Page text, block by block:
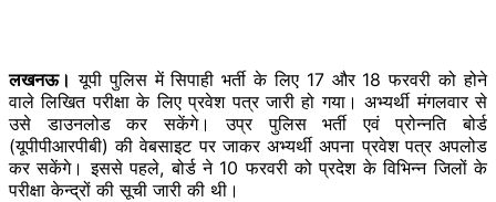
लखनऊ। यूपी पुलिस में सिपाही भर्ती के लिए 17 और 18 फरवरी को होने
वाले लिखित परीक्षा के लिए प्रवेश पत्र जारी हो गया। अभ्यर्थी मंगलवार से
उसे डाउनलोड कर सकेंगे। उप्र पुलिस भर्ती एवं प्रोन्नति बोर्ड
(यूपीपीआरपीबी) की वेबसाइट पर जाकर अभ्यर्थी अपना प्रवेश पत्र अपलोड
कर सकेंगे। इससे पहले, बोर्ड ने 10 फरवरी को प्रदेश के विभिन्न जिलों के
परीक्षा केन्द्रों की सूची जारी की थी।